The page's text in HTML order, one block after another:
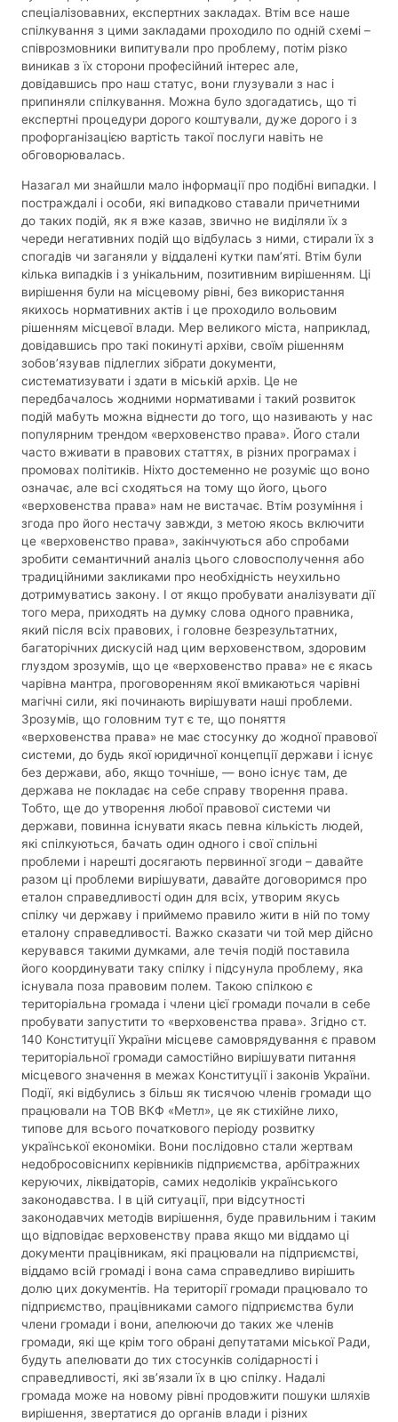
спеціалізовавних, експертних закладах. Втім все наше
спілкування з цими закладами проходило по одній схемі –
співрозмовники випитували про проблему, потім різко
виникав з їх сторони професійний інтерес але,
довідавшись про наш статус, вони глузували з нас і
припиняли спілкування. Можна було здогадатись, що ті
експертні процедури дорого коштували, дуже дорого і з
профорганізацією вартість такої послуги навіть не
обговорювалась.
Назагал ми знайшли мало інформації про подібні випадки. І
постраждалі і особи, які випадково ставали причетними
до таких подій, як я вже казав, звично не виділяли їх з
череди негативних подій що відбулась з ними, стирали їх з
спогадів чи заганяли у віддалені кутки пам’яті. Втім були
кілька випадків і з унікальним, позитивним вирішенням. Ці
вирішення були на місцевому рівні, без використання
якихось нормативних актів і це проходило вольовим
рішенням місцевої влади. Мер великого міста, наприклад,
довідавшись про такі покинуті архіви, своїм рішенням
зобов’язував підлеглих зібрати документи,
систематизувати і здати в міській архів. Це не
передбачалось жодними нормативами і такий розвиток
подій мабуть можна віднести до того, що називають у нас
популярним трендом «верховенство права». Його стали
часто вживати в правових статтях, в різних програмах і
промовах політиків. Ніхто достеменно не розуміє що воно
означає, але всі сходяться на тому що його, цього
«верховенства права» нам не вистачає. Втім розуміння і
згода про його нестачу завжди, з метою якось включити
це «верховенство права», закінчуються або спробами
зробити семантичний аналіз цього словосполучення або
традиційними закликами про необхідність неухильно
дотримуватись закону. І от якщо пробувати аналізувати дії
того мера, приходять на думку слова одного правника,
який після всіх правових, і головне безрезультатних,
багаторічних дискусій над цим верховенством, здоровим
глуздом зрозумів, що це «верховенство права» не є якась
чарівна мантра, проговоренням якої вмикаються чарівні
магічні сили, які починають вирішувати наші проблеми.
Зрозумів, що головним тут є те, що поняття
«верховенства права» не має стосунку до жодної правової
системи, до будь якої юридичної концепції держави і існує
без держави, або, якщо точніше, — воно існує там, де
держава не покладає на себе справу творення права.
Тобто, ще до утворення любої правової системи чи
держави, повинна існувати якась певна кількість людей,
які спілкуються, бачать один одного і свої спільні
проблеми і нарешті досягають первинної згоди – давайте
разом ці проблеми вирішувати, давайте договоримся про
еталон справедливості один для всіх, утворим якусь
спілку чи державу і приймемо правило жити в ній по тому
еталону справедливості. Важко сказати чи той мер дійсно
керувався такими думками, але течія подій поставила
його координувати таку спілку і підсунула проблему, яка
існувала поза правовим полем. Такою спілкою є
територіальна громада і члени цієї громади почали в себе
пробувати запустити то «верховенства права». Згідно ст.
140 Конституції України місцеве самоврядування є правом
територіальної громади самостійно вирішувати питання
місцевого значення в межах Конституції і законів України.
Події, які відбулись з більш як тисячою членів громади що
працювали на ТОВ ВКФ «Метл», це як стихійне лихо,
типове для всього початкового періоду розвитку
української економіки. Вони послідовно стали жертвам
недобросовіснипх керівників підприємства, арбітражних
керуючих, ліквідаторів, самих недоліків українського
законодавства. І в цій ситуації, при відсутності
законодавчих методів вирішення, буде правильним і таким
що відповідає верховенству права якщо ми віддамо ці
документи працівникам, які працювали на підприємстві,
віддамо всій громаді і вона сама справедливо вирішить
долю цих документів. На території громади працювало то
підприємство, працівниками самого підприємства були
члени громади і вони, апелюючи до таких же членів
громади, які ще крім того обрані депутатами міської Ради,
будуть апелювати до тих стосунків солідарності і
справедливості, які зв’язали їх в цю спілку. Надалі
громада може на новому рівні продовжити пошуки шляхів
вирішення, звертатися до органів влади і різних